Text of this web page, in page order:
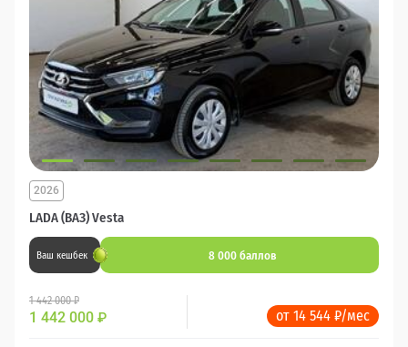
LADA (ВАЗ) Vesta
2026
Ваш кешбек 8 000 баллов
1 442 000 ₽
1 442 000 ₽ от 14 544 ₽/мес